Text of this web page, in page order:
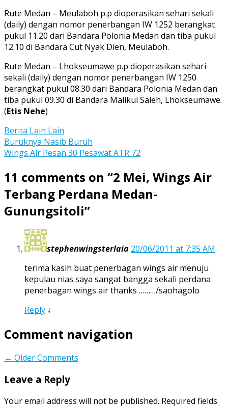
Rute Medan – Meulaboh p.p dioperasikan sehari sekali
(daily) dengan nomor penerbangan IW 1252 berangkat
pukul 11.20 dari Bandara Polonia Medan dan tiba pukul
12.10 di Bandara Cut Nyak Dien, Meulaboh.
Rute Medan – Lhokseumawe p.p dioperasikan sehari
sekali (daily) dengan nomor penerbangan IW 1250
berangkat pukul 08.30 dari Bandara Polonia Medan dan
tiba pukul 09.30 di Bandara Malikul Saleh, Lhokseumawe.
(Etis Nehe)
Berita Lain Lain
Post
navigation
Buruknya Nasib Buruh
Wings Air Pesan 30 Pesawat ATR 72
11 comments on “2 Mei, Wings Air
Terbang Perdana Medan-
Gunungsitoli”
stephenwingsterlaia 20/06/2011 at 7:35 AM
terima kasih buat penerbagan wings air menuju
kepulau nias saya sangat bangga sekali perdana
penerbagan wings air thanks ………/saohagolo
Reply ↓
Comment navigation
← Older Comments
Leave a Reply
Your email address will not be published. Required fields